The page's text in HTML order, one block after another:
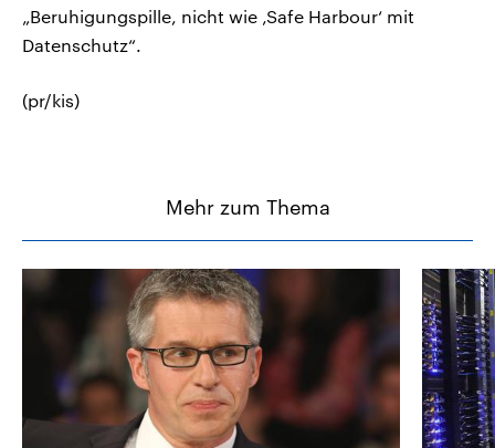
„Beruhigungspille, nicht wie ‚Safe Harbour‘ mit
Datenschutz“.
(pr/kis)
Mehr zum Thema